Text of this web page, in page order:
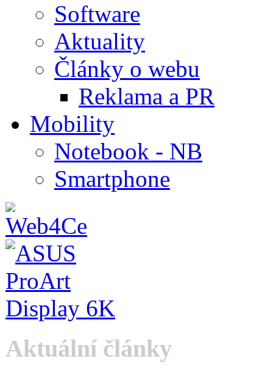
Software
Aktuality
Články o webu
Reklama a PR
Mobility
Notebook - NB
Smartphone
Aktuální články